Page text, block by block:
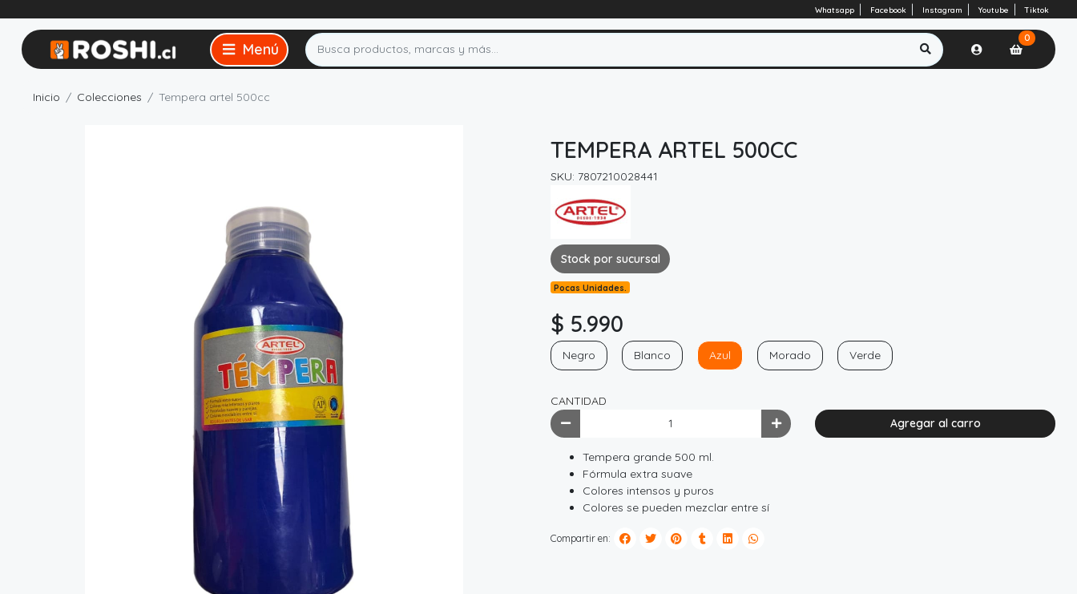
Whatsapp Facebook Instagram Youtube Tiktok
0
Inicio Colecciones Tempera artel 500cc
TEMPERA ARTEL 500CC
SKU: 7807210028441
Stock por sucursal
Pocas Unidades.
$ 5.990
Negro Blanco Azul Morado Verde
CANTIDAD
Agregar al carro
Tempera grande 500 ml.
Fórmula extra suave
Colores intensos y puros
Colores se pueden mezclar entre sí
Compartir en: